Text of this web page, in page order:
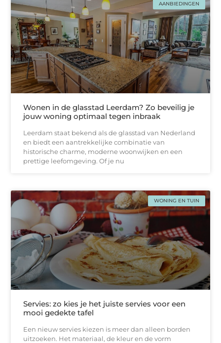
AANBIEDINGEN
Wonen in de glasstad Leerdam? Zo beveilig je
jouw woning optimaal tegen inbraak
Leerdam staat bekend als de glasstad van Nederland
en biedt een aantrekkelijke combinatie van
historische charme, moderne woonwijken en een
prettige leefomgeving. Of je nu
WONING EN TUIN
Servies: zo kies je het juiste servies voor een
mooi gedekte tafel
Een nieuw servies kiezen is meer dan alleen borden
uitzoeken. Het materiaal, de kleur en de vorm